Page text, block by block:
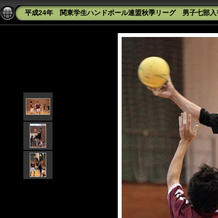
平成24年 関東学生ハンドボール連盟秋季リーグ 男子七部